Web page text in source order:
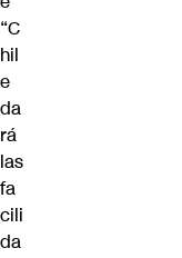
“C
hil
e
da
rá
las
fa
cili
da